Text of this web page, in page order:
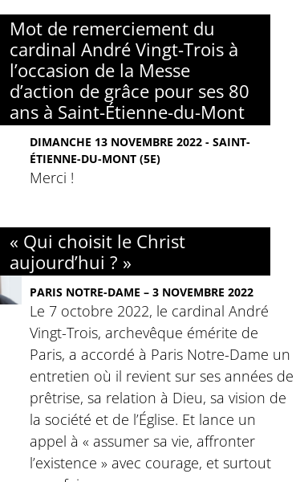
Mot de remerciement du
cardinal André Vingt-Trois à
l’occasion de la Messe
d’action de grâce pour ses 80
ans à Saint-Étienne-du-Mont
DIMANCHE 13 NOVEMBRE 2022 - SAINT-
ÉTIENNE-DU-MONT (5E)
Merci !
« Qui choisit le Christ
aujourd’hui ? »
PARIS NOTRE-DAME – 3 NOVEMBRE 2022
Le 7 octobre 2022, le cardinal André
Vingt-Trois, archevêque émérite de
Paris, a accordé à Paris Notre-Dame un
entretien où il revient sur ses années de
prêtrise, sa relation à Dieu, sa vision de
la société et de l’Église. Et lance un
appel à « assumer sa vie, affronter
l’existence » avec courage, et surtout